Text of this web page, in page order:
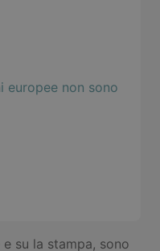
europee non sono
su la stampa, sono